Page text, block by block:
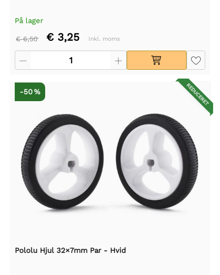
På lager
€ 6,50 € 3,25 Inkl. moms
REDUCERET
-50 %
Pololu Hjul 32×7mm Par - Hvid